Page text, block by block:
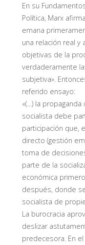
En su
Política, Marx
emana
una relación real y
objetivas de la
verdaderamente
subjetiva».
referido ensayo:
«(…) la
socialista debe
participación que,
directo (gestión
toma de
parte de la
económica
después, donde
socialista de
La burocracia
deslizar
predecesora. En